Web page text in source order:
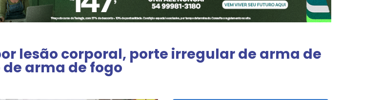
lesão corporal, porte irregular de arma de
arma de fogo